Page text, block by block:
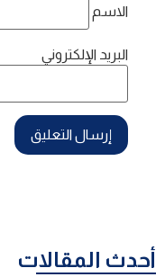
الاسم
البريد الإلكتروني
أحدث المقالات